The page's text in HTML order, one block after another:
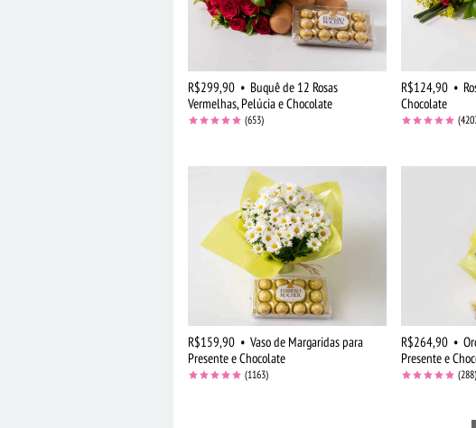
R$299,90 • Buquê de 12 Rosas
Vermelhas, Pelúcia e Chocolate
(653)
R$124,90 •
Chocolate
R$159,90 • Vaso de Margaridas para
Presente e Chocolate
(1163)
R$264,90 •
Presente e
(288)